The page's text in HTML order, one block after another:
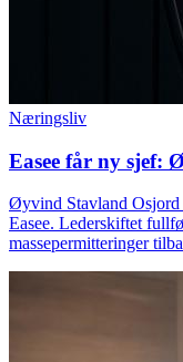
Næringsliv
Easee får ny sjef:
Øyvind Stavland
Easee. Lederskiftet
massepermitteringer